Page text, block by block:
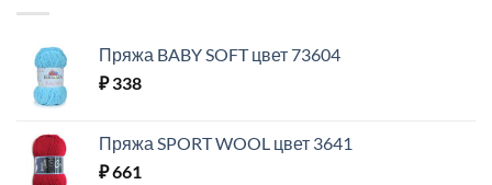
Пряжа BABY SOFT цвет 73604
₽338
Пряжа SPORT WOOL цвет 3641
₽661